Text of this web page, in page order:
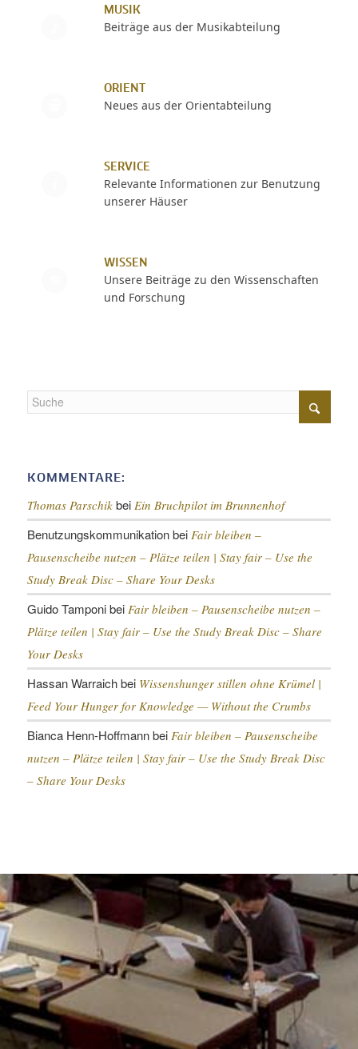
MUSIK
Beiträge aus der Musikabteilung
ORIENT
Neues aus der Orientabteilung
SERVICE
Relevante Informationen zur Benutzung
unserer Häuser
WISSEN
Unsere Beiträge zu den Wissenschaften
und Forschung
KOMMENTARE:
Thomas Parschikbei Ein Bruchpilot im Brunnenhof
Benutzungskommunikationbei Fair bleiben –
Pausenscheibe nutzen – Plätze teilen | Stay fair – Use the
Study Break Disc – Share Your Desks
Guido Tamponibei Fair bleiben – Pausenscheibe nutzen –
Plätze teilen | Stay fair – Use the Study Break Disc – Share
Your Desks
Hassan Warraichbei Wissenshunger stillen ohne Krümel |
Feed Your Hunger for Knowledge — Without the Crumbs
Bianca Henn-Hoffmannbei Fair bleiben – Pausenscheibe
nutzen – Plätze teilen | Stay fair – Use the Study Break Disc
– Share Your Desks